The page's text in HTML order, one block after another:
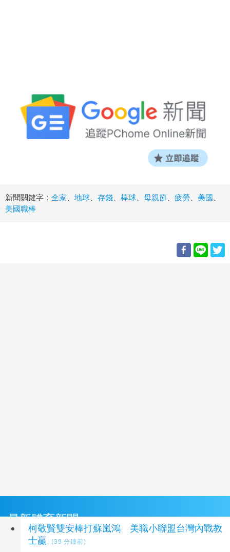
新聞關鍵字： 全家 地球 存錢 棒球 母親節 疲勞 美國
美國職棒
最新體育新聞
柯敬賢雙安棒打蘇嵐鴻 美職小聯盟台灣內戰教
士贏
(39 分鐘前)